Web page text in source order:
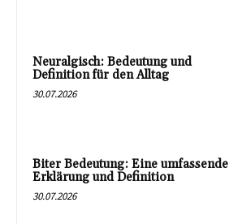
Neuralgisch: Bedeutung und
Definition für den Alltag
30.07.2026
Biter Bedeutung: Eine umfassende
Erklärung und Definition
30.07.2026